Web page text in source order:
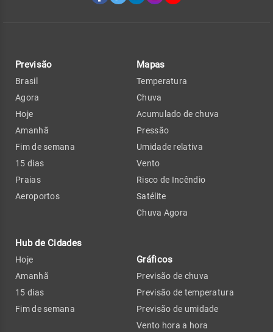
Previsão
Brasil
Agora
Hoje
Amanhã
Fim de semana
15 dias
Praias
Aeroportos
Hub de Cidades
Hoje
Amanhã
15 dias
Fim de semana
Mapas
Temperatura
Chuva
Acumulado de chuva
Pressão
Umidade relativa
Vento
Risco de Incêndio
Satélite
Chuva Agora
Gráficos
Previsão de chuva
Previsão de temperatura
Previsão de umidade
Vento hora a hora